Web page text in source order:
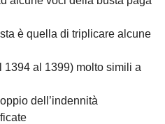
è quella di triplicare alcune
1394 al 1399) molto simili a
dell’indennità